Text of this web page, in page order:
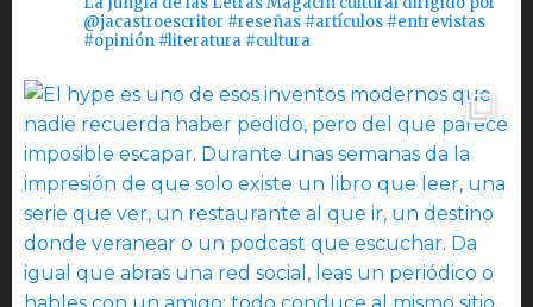
@jacastroescritor #reseñas #artículos #entrevistas
#opinión #literatura #cultura